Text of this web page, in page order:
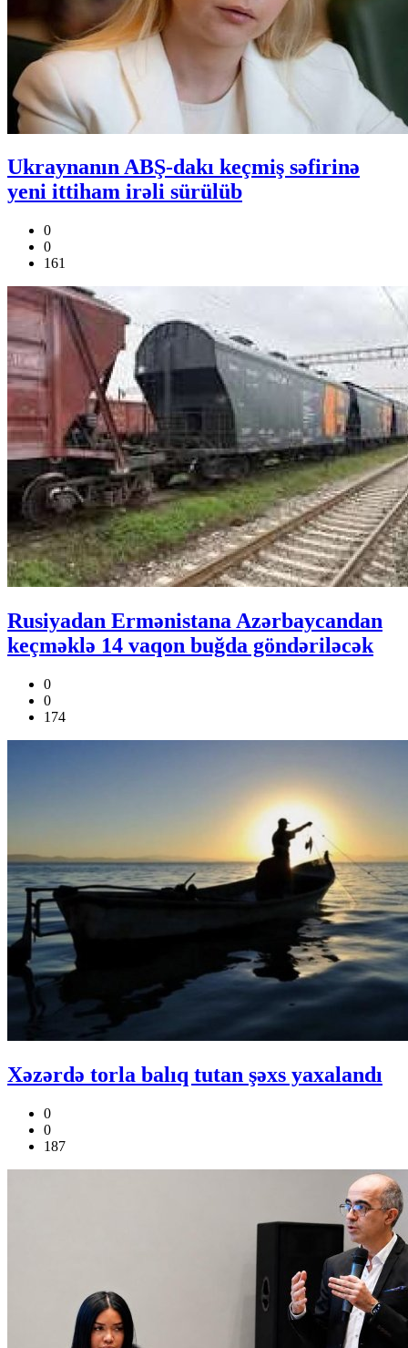
Ukraynanın ABŞ-dakı keçmiş səfirinə
yeni ittiham irəli sürülüb
0
0
161
Rusiyadan Ermənistana Azərbaycandan
keçməklə 14 vaqon buğda göndəriləcək
0
0
174
Xəzərdə torla balıq tutan şəxs yaxalandı
0
0
187